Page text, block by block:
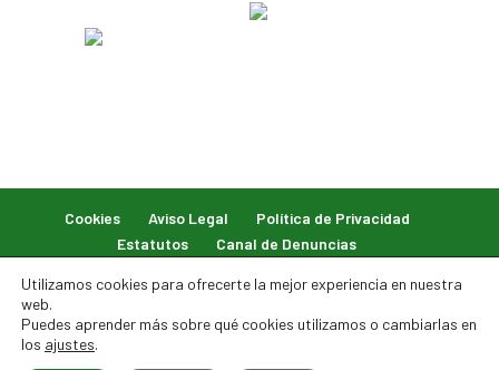
Cookies Aviso Legal
Política de Privacidad
Estatutos
Canal de Denuncias
Utilizamos cookies para ofrecerte la mejor experiencia en nuestra
web.
Puedes aprender más sobre qué cookies utilizamos o cambiarlas en
los ajustes.